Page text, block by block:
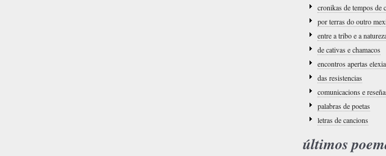
cronikas de tempos de
por terras do outro
entre a tribo e a
de cativas e chamacos
encontros apertas
das resistencias
comunicacions e
palabras de poetas
letras de cancions
últimos